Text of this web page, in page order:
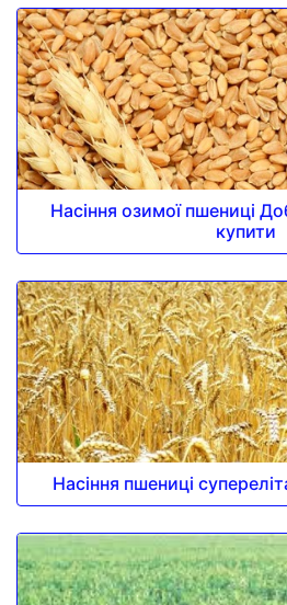
Насіння озимої пшениці
купити
Насіння пшениці